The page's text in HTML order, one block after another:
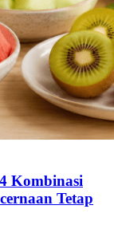
Kombinasi
Tetap